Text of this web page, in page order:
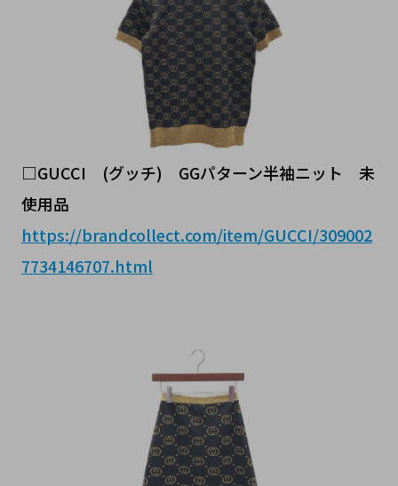
□GUCCI (グッチ) GGパターン半袖ニット 未
使用品
https://brandcollect.com/item/GUCCI/309002
7734146707.html